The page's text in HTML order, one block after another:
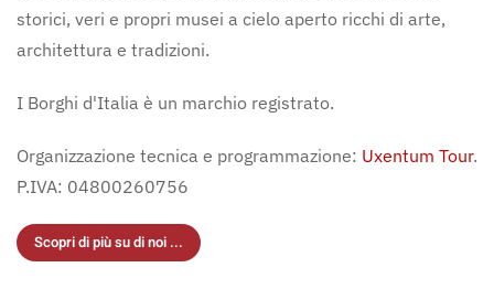
storici, veri e propri musei a cielo aperto ricchi di arte,
architettura e tradizioni.
I Borghi d'Italia è un marchio registrato.
Organizzazione tecnica e programmazione: Uxentum Tour.
P.IVA: 04800260756
Scopri di più su di noi ...